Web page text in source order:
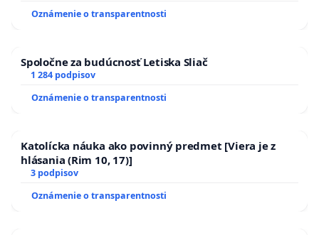
kanálov na Slovensku
Oznámenie o transparentnosti
Spoločne za budúcnosť Letiska Sliač
1 284 podpisov
Oznámenie o transparentnosti
Katolícka náuka ako povinný predmet [Viera je z
hlásania (Rim 10, 17)]
3 podpisov
Oznámenie o transparentnosti